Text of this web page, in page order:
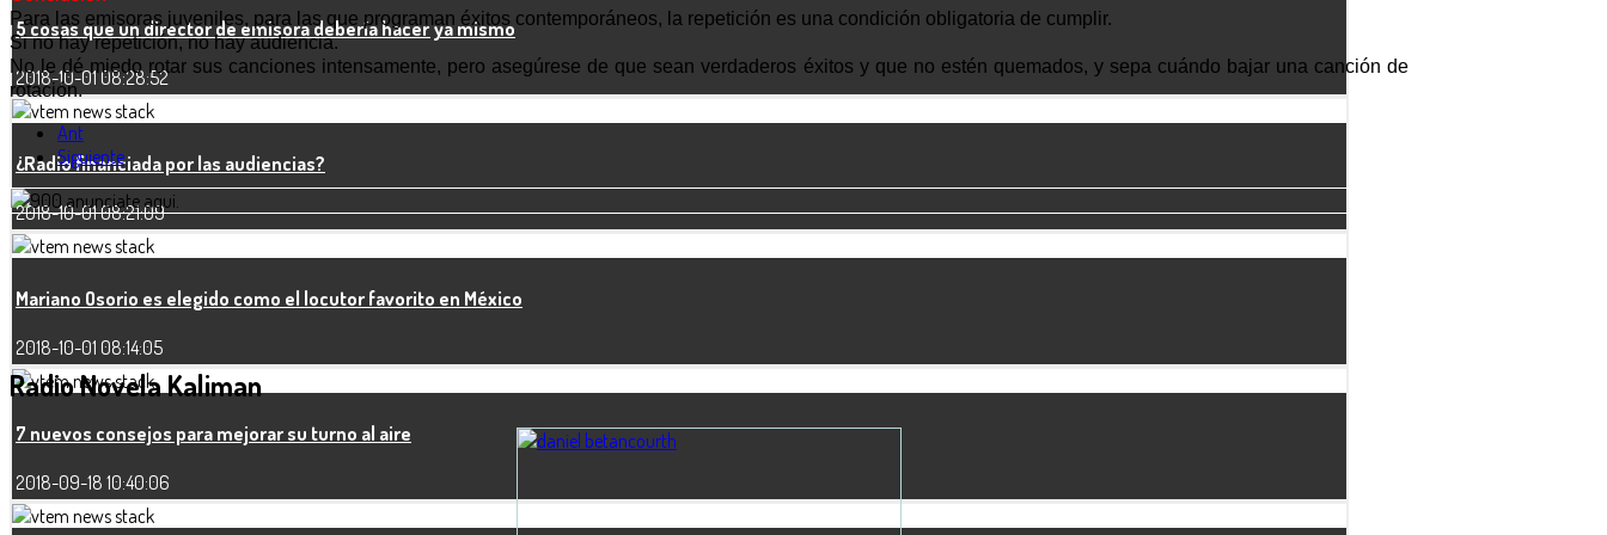
5 cosas que un director de emisora debería hacer ya mismo
2018-10-01 08:28:52
¿Radio financiada por las audiencias?
2018-10-01 08:21:09
Mariano Osorio es elegido como el locutor favorito en México
2018-10-01 08:14:05
7 nuevos consejos para mejorar su turno al aire
2018-09-18 10:40:06
Para las emisoras juveniles, para las que programan éxitos contemporáneos, la repetición es una condición obligatoria de cumplir.
Si no hay repetición, no hay audiencia.
No le dé miedo rotar sus canciones intensamente, pero asegúrese de que sean verdaderos éxitos y que no estén quemados, y sepa cuándo bajar una canción de
rotación.
Ant
Siguiente
Radio NovelaKaliman